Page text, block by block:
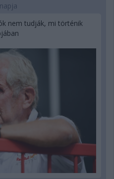
nem tudják, mi történik